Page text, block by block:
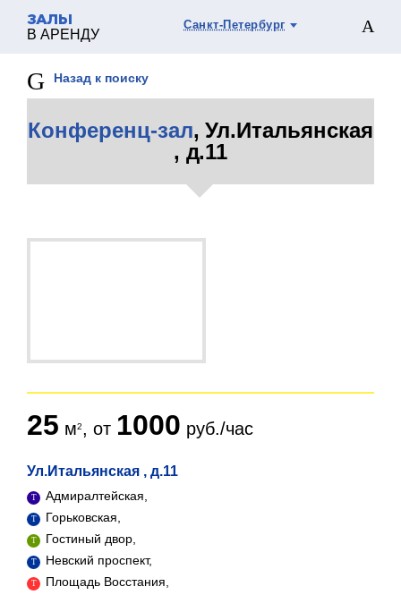
ЗАЛЫ
В АРЕНДУ
Санкт-Петербург
Назад к поиску
Конференц-зал, Ул.Итальянская
, д.11
Ул.Итальянская , д.11
Адмиралтейская,
Горьковская,
Гостиный двор,
Невский проспект,
Площадь Восстания,
25 м , от 1000 руб./час